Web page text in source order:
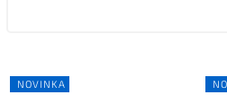
NOVINKA